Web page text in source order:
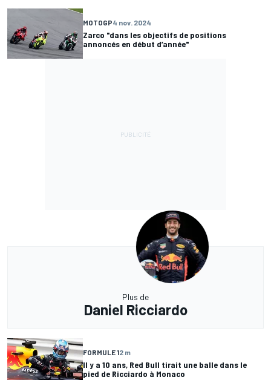
MOTOGP4 nov. 2024
Zarco "dans les objectifs de positions
annoncés en début d’année"
Plus de
Daniel Ricciardo
FORMULE 12 m
Il y a 10 ans, Red Bull tirait une balle dans le
pied de Ricciardo à Monaco